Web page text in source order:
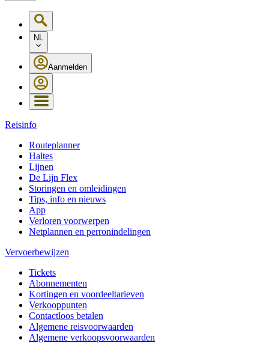
NL
Aanmelden
Reisinfo
Routeplanner
Haltes
Lijnen
De Lijn Flex
Storingen en omleidingen
Tips, info en nieuws
App
Verloren voorwerpen
Netplannen en perronindelingen
Vervoerbewijzen
Tickets
Abonnementen
Kortingen en voordeeltarieven
Verkooppunten
Contactloos betalen
Algemene reisvoorwaarden
Algemene verkoopsvoorwaarden